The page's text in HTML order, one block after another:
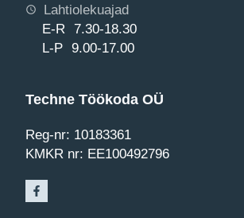
Lahtiolekuajad
E-R 7.30-18.30
L-P 9.00-17.00
Techne Töökoda OÜ
Reg-nr: 10183361
KMKR nr: EE100492796